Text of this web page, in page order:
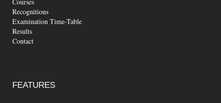
Recognitions
Examination Time-Table
Results
Contact
FEATURES